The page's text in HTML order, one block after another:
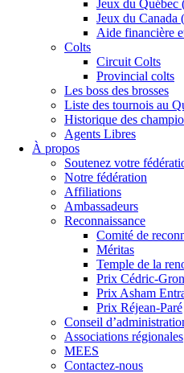
Jeux du Québec
Jeux du Canada
Aide financière
Colts
Circuit Colts
Provincial colts
Les boss des brosses
Liste des tournois au
Historique des
Agents Libres
À propos
Soutenez votre
Notre fédération
Affiliations
Ambassadeurs
Reconnaissance
Comité de
Méritas
Temple de la
Prix Cédric-
Prix Asham
Prix Réjean-Paré
Conseil
Associations régionales
MEES
Contactez-nous